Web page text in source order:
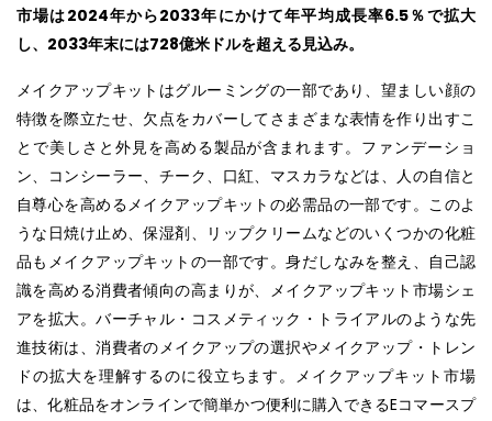
市場は2024年から2033年にかけて年平均成長率6.5％で拡大
し、2033年末には728億米ドルを超える見込み。
メイクアップキットはグルーミングの一部であり、望ましい顔の
特徴を際立たせ、欠点をカバーしてさまざまな表情を作り出すこ
とで美しさと外見を高める製品が含まれます。ファンデーショ
ン、コンシーラー、チーク、口紅、マスカラなどは、人の自信と
自尊心を高めるメイクアップキットの必需品の一部です。このよ
うな日焼け止め、保湿剤、リップクリームなどのいくつかの化粧
品もメイクアップキットの一部です。身だしなみを整え、自己認
識を高める消費者傾向の高まりが、メイクアップキット市場シェ
アを拡大。バーチャル・コスメティック・トライアルのような先
進技術は、消費者のメイクアップの選択やメイクアップ・トレン
ドの拡大を理解するのに役立ちます。メイクアップキット市場
は、化粧品をオンラインで簡単かつ便利に購入できるEコマースプ